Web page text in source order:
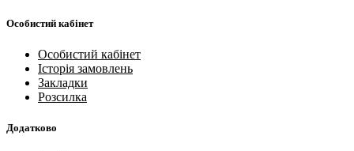
Особистий кабінет
Особистий кабінет
Історія замовлень
Закладки
Розсилка
Додатково